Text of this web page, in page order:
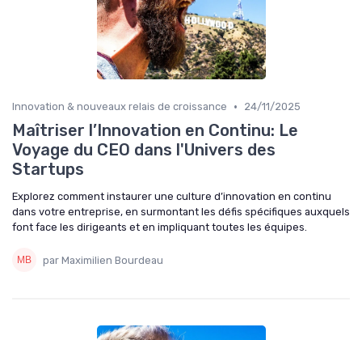
Innovation & nouveaux relais de croissance • 24/11/2025
Maîtriser l’Innovation en Continu: Le
Voyage du CEO dans l'Univers des
Startups
Explorez comment instaurer une culture d’innovation en continu
dans votre entreprise, en surmontant les défis spécifiques auxquels
font face les dirigeants et en impliquant toutes les équipes.
par Maximilien Bourdeau